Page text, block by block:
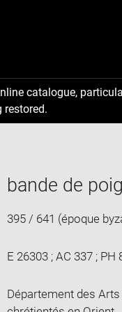
catalogue,
restored.
bande de
395 / 641 (époque
E 26303 ; AC 337 ; PH
Département des